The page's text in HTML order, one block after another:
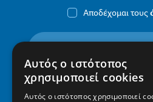
Αποδέχομαι τους
Αυτός ο ιστότοπος
χρησιμοποιεί cookies
Αυτός ο ιστότοπος χρησιμοποιεί